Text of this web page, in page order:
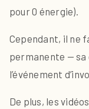
pour 0 énergie).
Cependant, il ne
permanente —
l’événement
De plus, les